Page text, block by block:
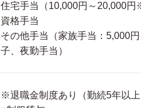
住宅手当（10,000円～20,000円
資格手当
その他手当（家族手当：5,000
子、夜勤手当）
※退職金制度あり（勤続5年以上